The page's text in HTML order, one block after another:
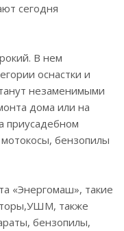
сегодня
В нем
оснастки и
незаменимыми
дома или на
приусадебном
бензопилы
«Энергомаш», такие
также
бензопилы,